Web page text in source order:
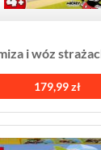
i wóz
179,99 zł